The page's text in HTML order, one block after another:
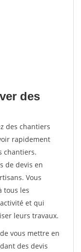
des
des chantiers
rapidement
chantiers.
de devis en
Vous
tous les
et qui
leurs travaux.
vous mettre en
des devis